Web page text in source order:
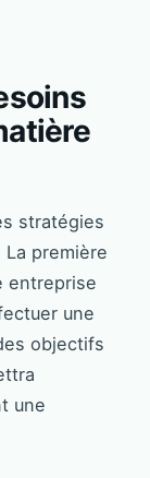
stratégies
première
entreprise
une
objectifs
une